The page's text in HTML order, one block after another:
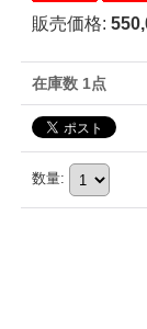
販売価格:
在庫数 1点
数量: